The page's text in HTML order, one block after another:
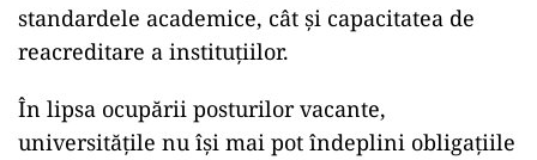
standardele academice, cât și capacitatea de
reacreditare a instituțiilor.
În lipsa ocupării posturilor vacante,
universitățile nu își mai pot îndeplini obligațiile